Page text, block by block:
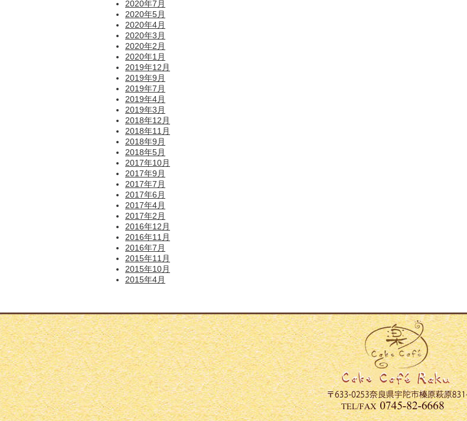
2020年7月
2020年5月
2020年4月
2020年3月
2020年2月
2020年1月
2019年12月
2019年9月
2019年7月
2019年4月
2019年3月
2018年12月
2018年11月
2018年9月
2018年5月
2017年10月
2017年9月
2017年7月
2017年6月
2017年4月
2017年2月
2016年12月
2016年11月
2016年7月
2015年11月
2015年10月
2015年4月